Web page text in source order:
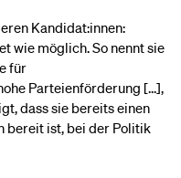
Kandidat:innen:
wie möglich. So nennt sie
für
Parteienförderung [...],
dass sie bereits einen
bereit ist, bei der Politik